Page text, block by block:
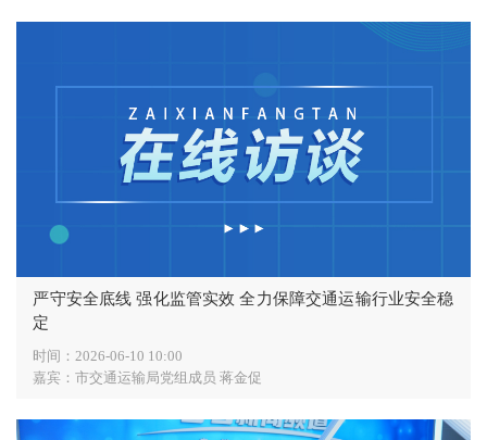
严守安全底线 强化监管实效 全力保障交通运输行业安全稳
定
时间： 2026-06-10 10:00
嘉宾：市交通运输局党组成员 蒋金促